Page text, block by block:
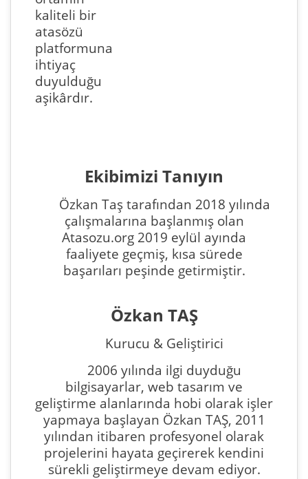
kaliteli bir
atasözü
platformuna
ihtiyaç
duyulduğu
aşikârdır.
Ekibimizi Tanıyın
Özkan Taş tarafından 2018 yılında
çalışmalarına başlanmış olan
Atasozu.org 2019 eylül ayında
faaliyete geçmiş, kısa sürede
başarıları peşinde getirmiştir.
Özkan TAŞ
Kurucu & Geliştirici
2006 yılında ilgi duyduğu
bilgisayarlar, web tasarım ve
geliştirme alanlarında hobi olarak işler
yapmaya başlayan Özkan TAŞ, 2011
yılından itibaren profesyonel olarak
projelerini hayata geçirerek kendini
sürekli geliştirmeye devam ediyor.